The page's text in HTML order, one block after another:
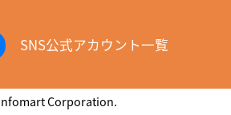
SNS公式アカウント一覧
Corporation.